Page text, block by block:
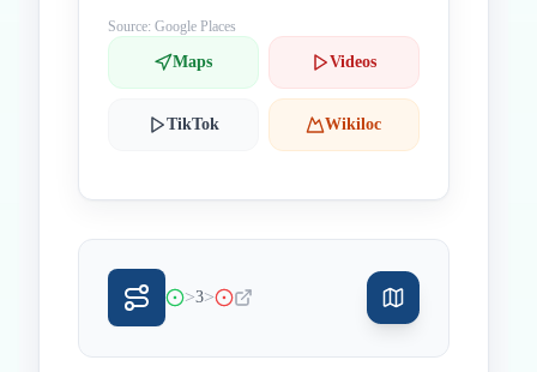
Source: Google Places
Maps Videos
TikTok Wikiloc
>3>